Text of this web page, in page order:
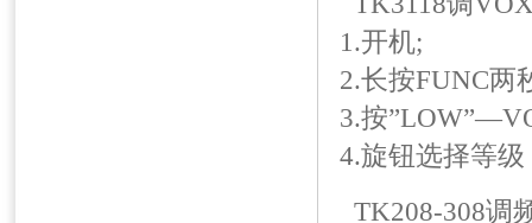
1.开机;
2.长按FUNC两
3.按
4.旋钮选择等
TK208-308调